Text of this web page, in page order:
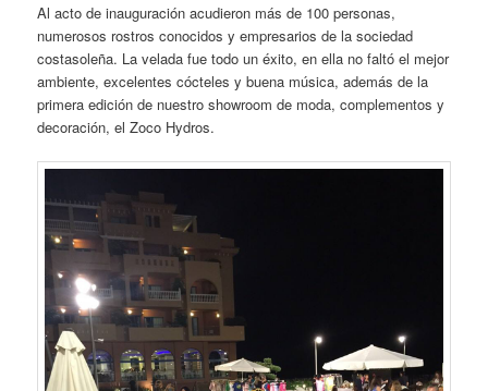
Al acto de inauguración acudieron más de 100 personas,
numerosos rostros conocidos y empresarios de la sociedad
costasoleña. La velada fue todo un éxito, en ella no faltó el mejor
ambiente, excelentes cócteles y buena música, además de la
primera edición de nuestro showroom de moda, complementos y
decoración, el Zoco Hydros.